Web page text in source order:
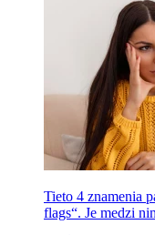
Tieto 4 znamenia
flags“. Je medzi